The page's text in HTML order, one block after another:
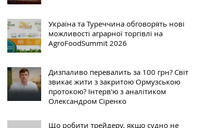
Україна та Туреччина обговорять нові
можливості аграрної торгівлі на
AgroFoodSummit 2026
Дизпаливо перевалить за 100 грн? Світ
звикає жити з закритою Ормузською
протокою? Інтерв'ю з аналітиком
Олександром Сіренко
Що робити трейдеру, якщо судно не